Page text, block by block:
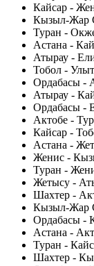
Кайсар -
Кызыл-Жар
Туран -
Астана -
Атырау -
Тобол -
Ордабасы -
Атырау -
Ордабасы -
Актобе -
Кайсар -
Астана -
Женис -
Туран -
Жетысу -
Шахтер -
Кызыл-Жар
Ордабасы -
Астана -
Туран -
Шахтер -